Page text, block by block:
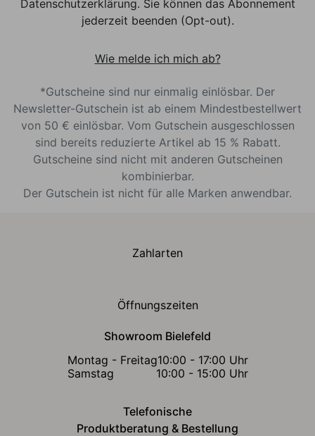
Datenschutzerklärung. Sie können das Abonnement
jederzeit beenden (Opt-out).
Wie melde ich mich ab?
*Gutscheine sind nur einmalig einlösbar. Der
Newsletter-Gutschein ist ab einem Mindestbestellwert
von 50 € einlösbar. Vom Gutschein ausgeschlossen
sind bereits reduzierte Artikel ab 15 % Rabatt.
Gutscheine sind nicht mit anderen Gutscheinen
kombinierbar.
Der Gutschein ist nicht für alle Marken anwendbar.
Zahlarten
Öffnungszeiten
Showroom Bielefeld
Montag - Freitag10:00 - 17:00 Uhr
Samstag
10:00 - 15:00 Uhr
Telefonische
Produktberatung & Bestellung